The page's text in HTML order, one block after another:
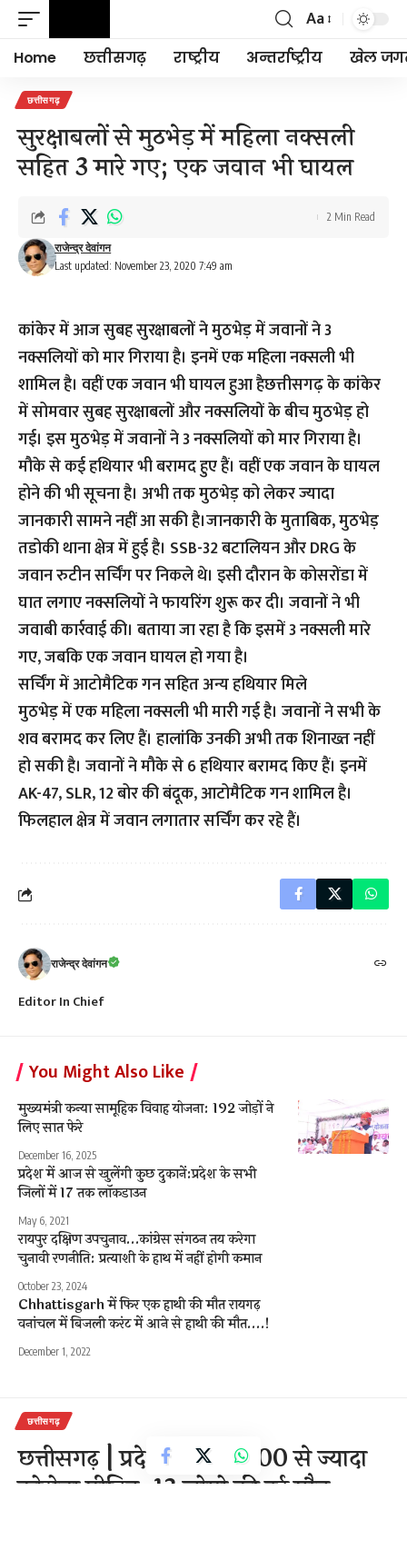
Font
Resizer
Aa
Home छत्तीसगढ़ राष्ट्रीय अन्तर्राष्ट्रीय खेल
छत्तीसगढ़
सुरक्षाबलों से मुठभेड़ में महिला नक्सली
सहित 3 मारे गए; एक जवान भी घायल
Last updated: November 23, 2020 7:49 am
राजेन्द्र देवांगन
2 Min Read
कांकेर में आज सुबह सुरक्षाबलों ने मुठभेड़ में जवानों ने 3
नक्सलियों को मार गिराया है। इनमें एक महिला नक्सली भी
शामिल है। वहीं एक जवान भी घायल हुआ हैछत्तीसगढ़ के कांकेर
में सोमवार सुबह सुरक्षाबलों और नक्सलियों के बीच मुठभेड़ हो
गई। इस मुठभेड़ में जवानों ने 3 नक्सलियों को मार गिराया है।
मौके से कई हथियार भी बरामद हुए हैं। वहीं एक जवान के घायल
होने की भी सूचना है। अभी तक मुठभेड़ को लेकर ज्यादा
जानकारी सामने नहीं आ सकी है।जानकारी के मुताबिक, मुठभेड़
तडोकी थाना क्षेत्र में हुई है। SSB-32 बटालियन और DRG के
जवान रुटीन सर्चिंग पर निकले थे। इसी दौरान के कोसरोंडा में
घात लगाए नक्सलियों ने फायरिंग शुरू कर दी। जवानों ने भी
जवाबी कार्रवाई की। बताया जा रहा है कि इसमें 3 नक्सली मारे
गए, जबकि एक जवान घायल हो गया है।
सर्चिंग में आटोमैटिक गन सहित अन्य हथियार मिले
मुठभेड़ में एक महिला नक्सली भी मारी गई है। जवानों ने सभी के
शव बरामद कर लिए हैं। हालांकि उनकी अभी तक शिनाख्त नहीं
हो सकी है। जवानों ने मौके से 6 हथियार बरामद किए हैं। इनमें
AK-47, SLR, 12 बोर की बंदूक, आटोमैटिक गन शामिल है।
फिलहाल क्षेत्र में जवान लगातार सर्चिंग कर रहे हैं।
राजेन्द्र देवांगन
Editor In Chief
You Might Also Like
मुख्यमंत्री कन्या सामूहिक विवाह योजना: 192 जोड़ों ने
लिए सात फेरे
December 16, 2025
प्रदेश में आज से खुलेंगी कुछ दुकानें:प्रदेश के सभी
जिलों में 17 तक लाॅकडाउन
May 6, 2021
रायपुर दक्षिण उपचुनाव…कांग्रेस संगठन तय करेगा
चुनावी रणनीति: प्रत्याशी के हाथ में नहीं होगी कमान
October 23, 2024
Chhattisgarh में फिर एक हाथी की मौत रायगढ़
वनांचल में बिजली करंट में आने से हाथी की मौत….!
December 1, 2022
छत्तीसगढ़
छत्तीसगढ़ | प्रदेश में मिले 1700 से ज्यादा
कोरोना पीड़ित, 13 लोगो की हुई मौत,